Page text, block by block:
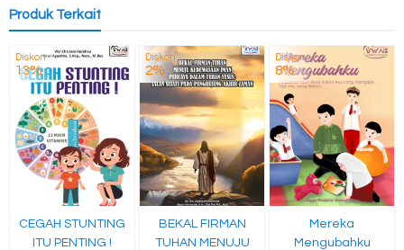
Produk Terkait
Diskon
13%
CEGAH STUNTING
ITU PENTING !
Diskon
2%
BEKAL FIRMAN
TUHAN MENUJU
Diskon
8%
Mereka
Mengubahku